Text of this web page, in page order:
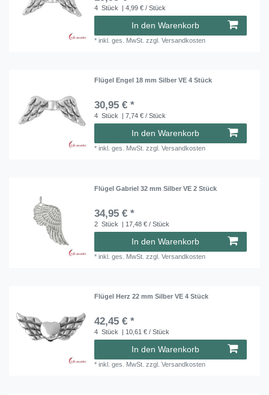
4 Stück | 4,99 € / Stück
In den Warenkorb
*inkl. ges. MwSt. zzgl.Versandkosten
Flügel Engel 18 mm Silber VE 4 Stück
30,95 € *
4 Stück | 7,74 € / Stück
In den Warenkorb
*inkl. ges. MwSt. zzgl.Versandkosten
Flügel Gabriel 32 mm Silber VE 2 Stück
34,95 € *
2 Stück | 17,48 € / Stück
In den Warenkorb
*inkl. ges. MwSt. zzgl.Versandkosten
Flügel Herz 22 mm Silber VE 4 Stück
42,45 € *
4 Stück | 10,61 € / Stück
In den Warenkorb
*inkl. ges. MwSt. zzgl.Versandkosten